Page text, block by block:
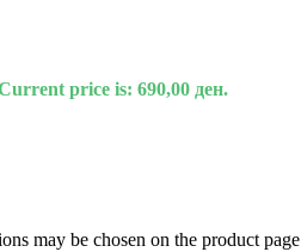
price is: 690,00 ден.
may be chosen on the product page